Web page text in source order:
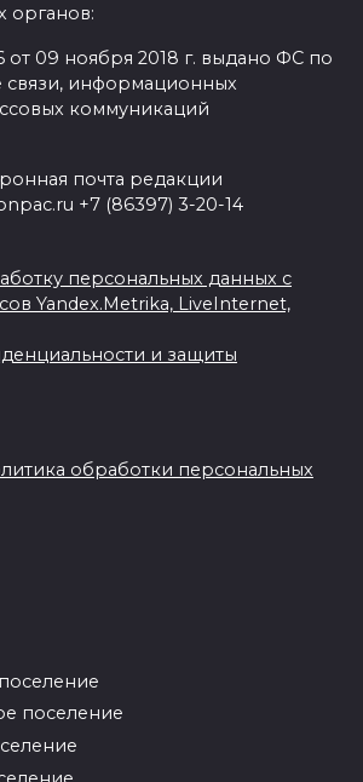
органов:
09 ноября 2018 г. выдано ФС по
связи, информационных
коммуникаций
почта редакции
+7 (86397) 3-20-14
персональных данных с
Yandex.Metrika, LiveInternet,
и защиты
обработки персональных
поселение